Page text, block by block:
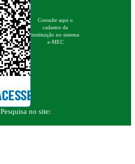
Consulte aqui o
cadastro da
instituição no sistema
e-MEC
Pesquisa no site: